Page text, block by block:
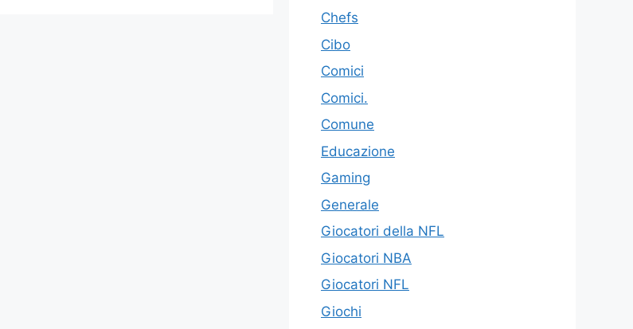
Chefs
Cibo
Comici
Comici.
Comune
Educazione
Gaming
Generale
Giocatori della NFL
Giocatori NBA
Giocatori NFL
Giochi